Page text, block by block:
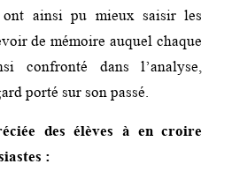
ainsi pu mieux saisir les
de mémoire auquel chaque
confronté dans l’analyse,
porté sur son passé.
des élèves à en croire
: